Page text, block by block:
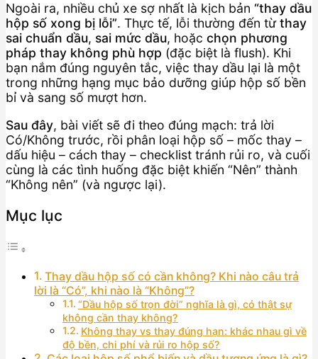
Ngoài ra, nhiều chủ xe sợ nhất là kịch bản “thay dầu
hộp số xong bị lỗi”. Thực tế, lỗi thường đến từthay
sai chuẩn dầu, sai mức dầu, hoặc chọn phương
pháp thay không phù hợp (đặc biệt là flush). Khi
bạn nắm đúng nguyên tắc, việc thay dầu lại là một
trong những hạng mục bảo dưỡng giúp hộp số bền
bỉ và sang số mượt hơn.
Sau đây, bài viết sẽ đi theo đúng mạch: trả lời
Có/Không trước, rồi phân loại hộp số – mốc thay –
dấu hiệu – cách thay – checklist tránh rủi ro, và cuối
cùng là các tình huống đặc biệt khiến “Nên” thành
“Không nên” (và ngược lại).
Mục lục
Thay dầu hộp số có cần không? Khi nào câu trả
lời là “Có”, khi nào là “Không”?
“Dầu hộp số trọn đời” nghĩa là gì, có thật sự
không cần thay không?
Không thay vs thay đúng hạn: khác nhau gì về
độ bền, chi phí và rủi ro hộp số?